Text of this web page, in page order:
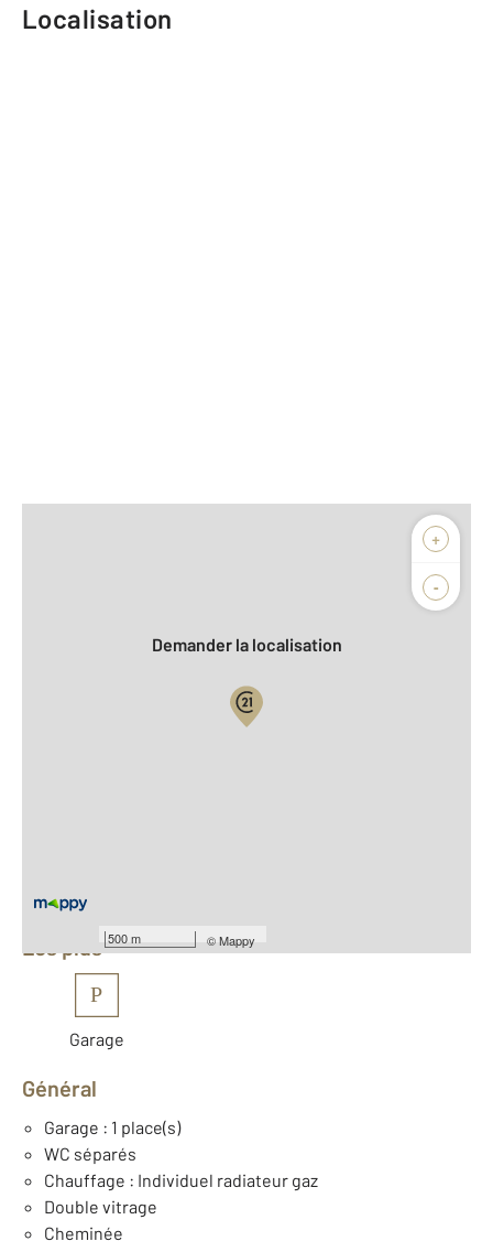
Localisation
+
-
500 m ©Mappy
Biens vendus
Demander la localisation
Équipements
Les plus
P
Garage
Général
Garage : 1 place(s)
WC séparés
Chauffage : Individuel radiateur gaz
Double vitrage
Cheminée